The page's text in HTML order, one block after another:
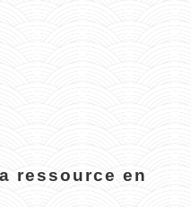
ressource en